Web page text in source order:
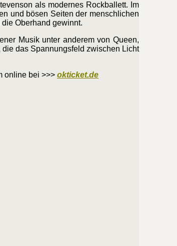
als modernes Rockballett. Im
und bösen Seiten der menschlichen
Oberhand gewinnt.
Musik unter anderem von Queen,
das Spannungsfeld zwischen Licht
online bei >>> okticket.de